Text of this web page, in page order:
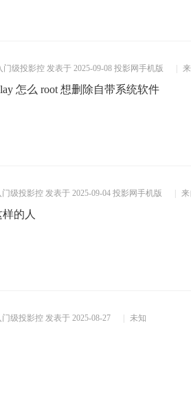
门级投影控 发表于 2025-09-08 投影网手机版
怎么 root 想删除自带系统软件
门级投影控 发表于 2025-09-04 投影网手机版
的人
门级投影控 发表于 2025-08-27 未知